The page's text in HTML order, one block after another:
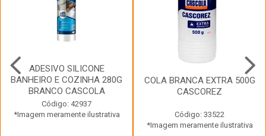
ADESIVO SILICONE
BANHEIRO E COZINHA 280G
BRANCO CASCOLA
Código: 42937
*Imagem meramente ilustrativa
COLA BRANCA EXTRA 500G
CASCOREZ
Código: 33522
*Imagem meramente ilustrativa